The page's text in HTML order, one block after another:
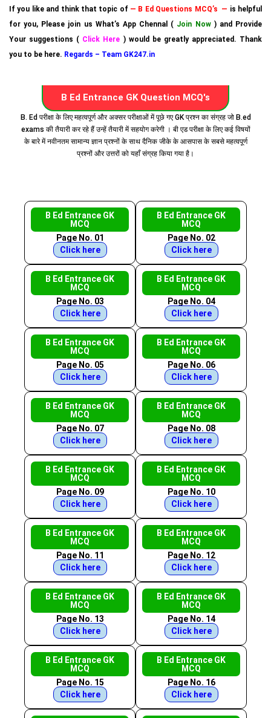
If you like and think that topic of — B Ed Questions MCQ’s — is helpful
for you, Please join us What’s App Chennal ( Join Now) and Provide
Your suggestions ( Click Here ) would be greatly appreciated. Thank
you to be here. Regards – Team GK247.in
B Ed Entrance GK Question MCQ's
B. Ed परीक्षा के लिए महत्वपूर्ण और अक्सर परीक्षाओं में पूछे गए GK प्रश्न का संग्रह जो B.ed
exams की तैयारी कर रहे हैं उन्हें तैयारी में सहयोग करेगी । बी एड परीक्षा के लिए कई विषयों
के बारे में नवीनतम सामान्य ज्ञान प्रश्नों के साथ दैनिक जीके के आसपास के सबसे महत्वपूर्ण
प्रश्नों और उत्तरों को यहाँ संग्रह किया गया है।
B Ed Entrance GK
MCQ
Page No. 01
Click here
B Ed Entrance GK
MCQ
Page No. 02
Click here
B Ed Entrance GK
MCQ
Page No. 03
Click here
B Ed Entrance GK
MCQ
Page No. 04
Click here
B Ed Entrance GK
MCQ
Page No. 05
Click here
B Ed Entrance GK
MCQ
Page No. 06
Click here
B Ed Entrance GK
MCQ
Page No. 07
Click here
B Ed Entrance GK
MCQ
Page No. 08
Click here
B Ed Entrance GK
MCQ
Page No. 09
Click here
B Ed Entrance GK
MCQ
Page No. 10
Click here
B Ed Entrance GK
MCQ
Page No. 11
Click here
B Ed Entrance GK
MCQ
Page No. 12
Click here
B Ed Entrance GK
MCQ
Page No. 13
Click here
B Ed Entrance GK
MCQ
Page No. 14
Click here
B Ed Entrance GK
MCQ
Page No. 15
Click here
B Ed Entrance GK
MCQ
Page No. 16
Click here